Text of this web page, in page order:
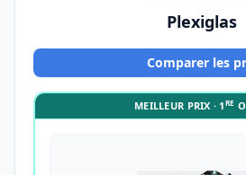
Plexiglas
Comparer les
MEILLEUR PRIX · 1RE